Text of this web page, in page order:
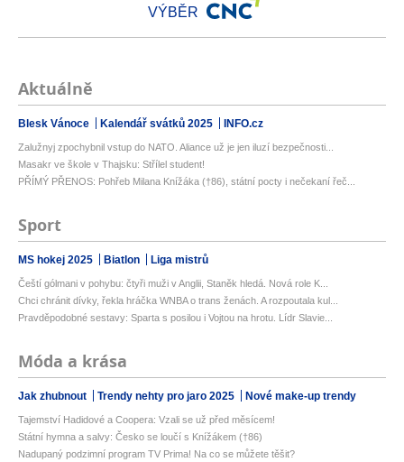
VÝBĚR
Aktuálně
Blesk Vánoce Kalendář svátků 2025 INFO.cz
Zalužnyj zpochybnil vstup do NATO. Aliance už je jen iluzí bezpečnosti...
Masakr ve škole v Thajsku: Střílel student!
PŘÍMÝ PŘENOS: Pohřeb Milana Knížáka (†86), státní pocty i nečekaní řeč...
Sport
MS hokej 2025 Biatlon Liga mistrů
Čeští gólmani v pohybu: čtyři muži v Anglii, Staněk hledá. Nová role K...
Chci chránit dívky, řekla hráčka WNBA o trans ženách. A rozpoutala kul...
Pravděpodobné sestavy: Sparta s posilou i Vojtou na hrotu. Lídr Slavie...
Móda a krása
Jak zhubnout Trendy nehty pro jaro 2025 Nové make-up trendy
Tajemství Hadidové a Coopera: Vzali se už před měsícem!
Státní hymna a salvy: Česko se loučí s Knížákem (†86)
Nadupaný podzimní program TV Prima! Na co se můžete těšit?